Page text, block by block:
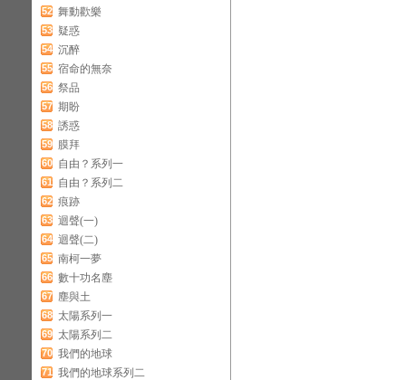
52 舞動歡樂
53 疑惑
54 沉醉
55 宿命的無奈
56 祭品
57 期盼
58 誘惑
59 膜拜
60 自由？系列一
61 自由？系列二
62 痕跡
63 迴聲(一)
64 迴聲(二)
65 南柯一夢
66 數十功名塵
67 塵與土
68 太陽系列一
69 太陽系列二
70 我們的地球
71 我們的地球系列二